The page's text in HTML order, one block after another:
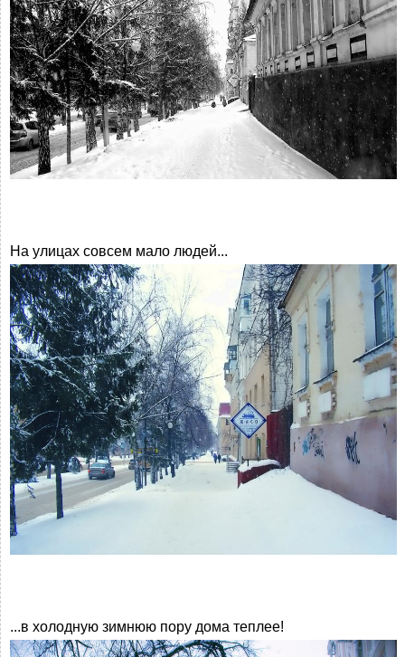
На улицах совсем мало людей...
...в холодную зимнюю пору дома теплее!